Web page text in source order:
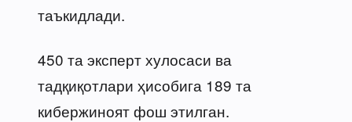
таъкидлади.
450 та эксперт хулосаси ва
тадқиқотлари ҳисобига 189 та
кибержиноят фош этилган.